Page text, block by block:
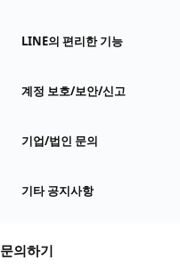
LINE의 편리한 기능
계정 보호/보안/신고
기업/법인 문의
기타 공지사항
문의하기